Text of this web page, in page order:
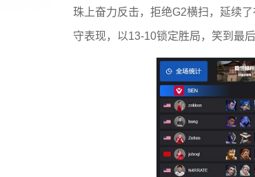
珠上奋力反击，拒绝G2横扫，延续
守表现，以13-10锁定胜局，笑到最后